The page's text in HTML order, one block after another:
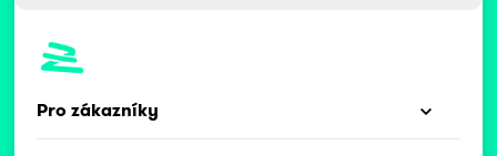
Pro zákazníky